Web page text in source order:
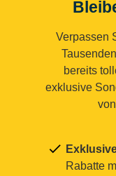
Verpassen
bereits
exklusive
Rabatte